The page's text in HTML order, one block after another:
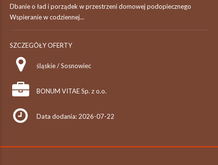
Dbanie o ład i porządek w przestrzeni domowej podopiecznego
Wspieranie w codziennej...
SZCZEGÓŁY OFERTY
śląskie / Sosnowiec
BONUM VITAE Sp. z o.o.
Data dodania: 2026-07-22